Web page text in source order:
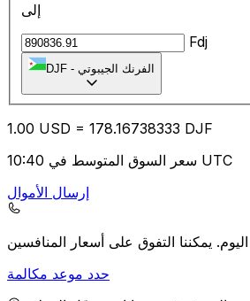
إلى
Fdj
DJF - الفرنك الجيبوتي
1.00 USD = 178.16738333 DJF
سعر السوق المتوسط في 10:40 UTC
إرسال الأموال
حدد موعد مكالمة